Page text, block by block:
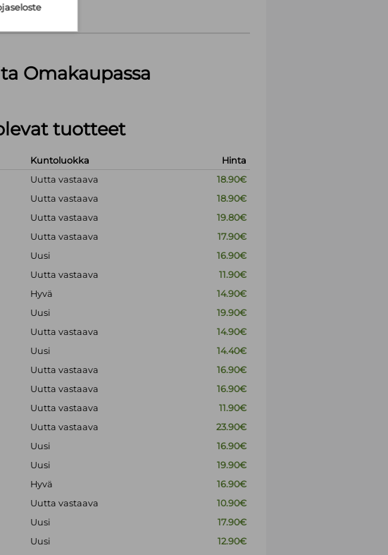
Omakaupassa
tuotteet
Kuntoluokka
Hinta
Uutta vastaava
18.90€
Uutta vastaava
18.90€
Uutta vastaava
19.80€
Uutta vastaava
17.90€
Uusi
16.90€
Uutta vastaava
11.90€
Hyvä
14.90€
Uusi
19.90€
Uutta vastaava
14.90€
Uusi
14.40€
Uutta vastaava
16.90€
Uutta vastaava
16.90€
Uutta vastaava
11.90€
Uutta vastaava
23.90€
Uusi
16.90€
Uusi
19.90€
Hyvä
16.90€
Uutta vastaava
10.90€
Uusi
17.90€
Uusi
12.90€